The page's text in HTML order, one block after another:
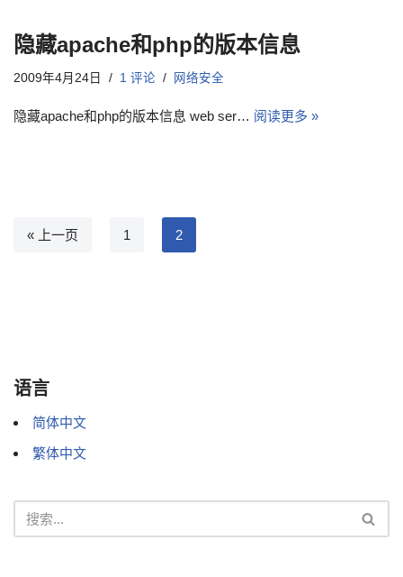
隐藏apache和php的版本信息
2009年4月24日 1 评论 网络安全
隐藏apache和php的版本信息 web ser… 阅读更多 »
« 上一页 1 2
语言
简体中文
繁体中文